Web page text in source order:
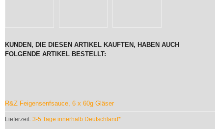
KUNDEN, DIE DIESEN ARTIKEL KAUFTEN, HABEN AUCH
FOLGENDE ARTIKEL BESTELLT:
R&Z Feigensenfsauce, 6 x 60g Gläser
Lieferzeit: 3-5 Tage innerhalb Deutschland*